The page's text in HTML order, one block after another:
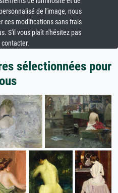
de l'image, nous
ces modifications sans frais
S'il vous plaît n'hésitez pas
sélectionnées pour